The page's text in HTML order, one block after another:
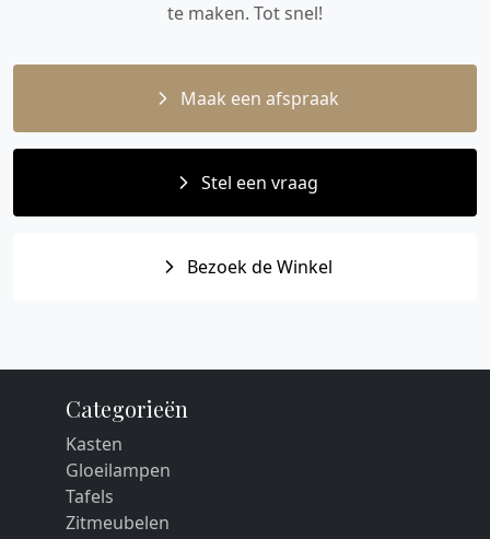
te maken. Tot snel!
Maak een afspraak
Stel een vraag
Bezoek de Winkel
Categorieën
Kasten
Gloeilampen
Tafels
Zitmeubelen